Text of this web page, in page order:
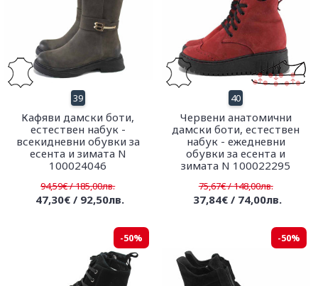
39
Кафяви дамски боти,
естествен набук -
всекидневни обувки за
есента и зимата N
100024046
94,59€ / 185,00лв.
47,30€ / 92,50лв.
40
Червени анатомични
дамски боти, естествен
набук - ежедневни
обувки за есента и
зимата N 100022295
75,67€ / 148,00лв.
37,84€ / 74,00лв.
-50% -50%